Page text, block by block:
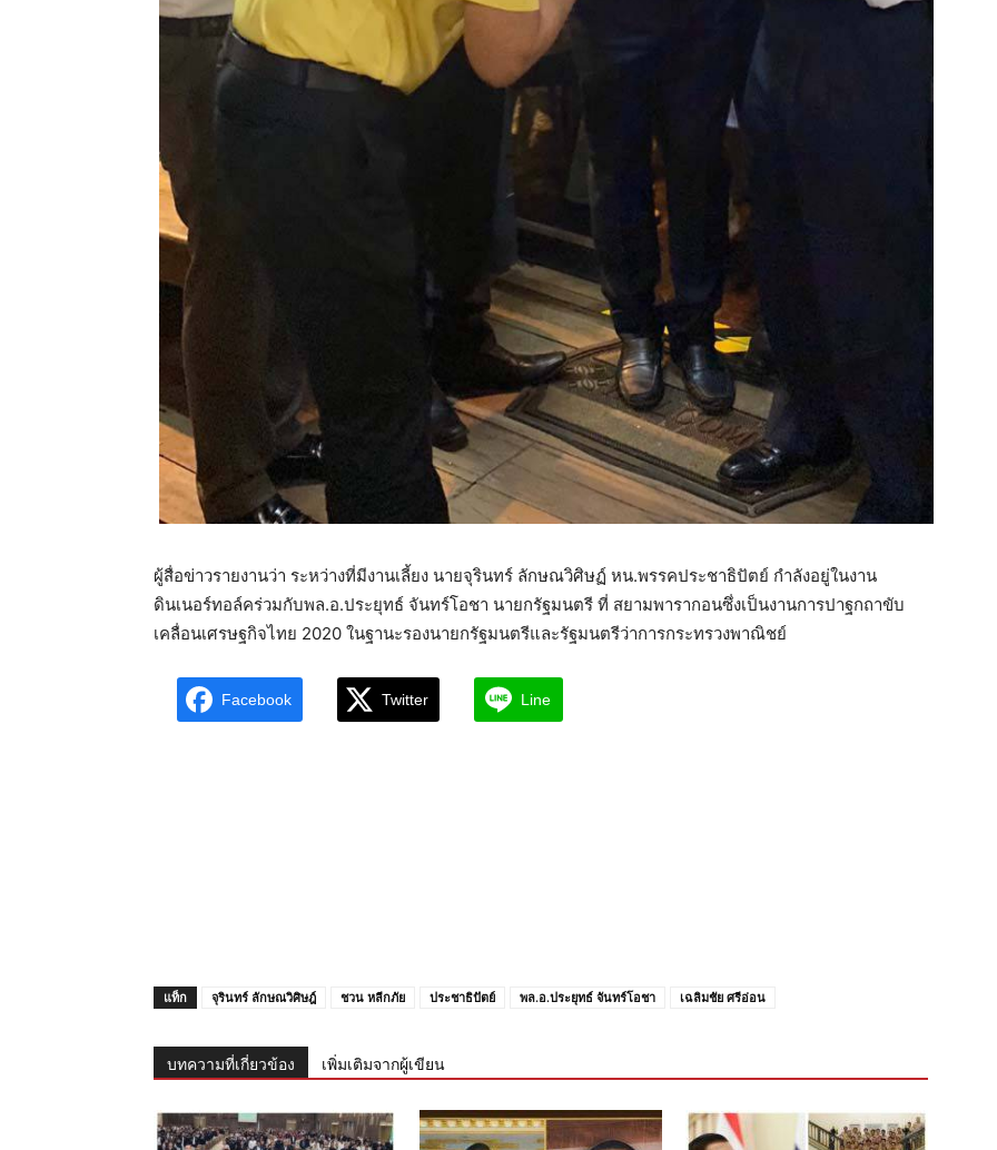
ผู้สื่อข่าวรายงานว่า ระหว่างที่มีงานเลี้ยง นายจุรินทร์ ลักษณวิศิษฏ์ หน.พรรคประชาธิปัตย์ กำลังอยู่ในงาน
ดินเนอร์ทอล์คร่วมกับพล.อ.ประยุทธ์ จันทร์โอชา นายกรัฐมนตรี ที่ สยามพารากอนซึ่งเป็นงานการปาฐกถาขับ
เคลื่อนเศรษฐกิจไทย 2020 ในฐานะรองนายกรัฐมนตรีและรัฐมนตรีว่าการกระทรวงพาณิชย์
Facebook Twitter Line
แท็ก จุรินทร์ ลักษณวิศิษฎ์ ชวน หลีกภัย ประชาธิปัตย์ พล.อ.ประยุทธ์ จันทร์โอชา เฉลิมชัย ศรีอ่อน
บทความที่เกี่ยวข้อง เพิ่มเติมจากผู้เขียน